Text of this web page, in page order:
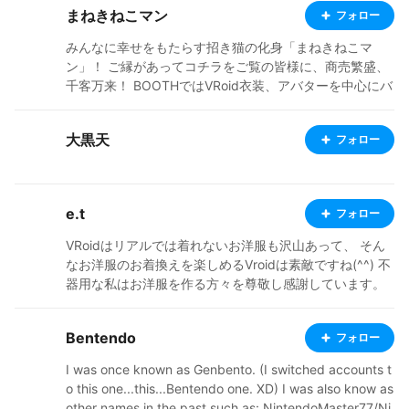
エーター様に尊敬と感謝を！ https://lit.link/jamesporter
bridges
まねきねこマン フォロー
みんなに幸せをもたらす招き猫の化身「まねきねこマ
ン」！ ご縁があってコチラをご覧の皆様に、商売繁盛、
千客万来！ BOOTHではVRoid衣装、アバターを中心にバ
利用やワールドへの配置のほか、創作物の素材、収益化
されたチャンネルの動画配信などにもご活用ください！
大黒天 フォロー
e.t フォロー
VRoidはリアルでは着れないお洋服も沢山あって、 そん
なお洋服のお着換えを楽しめるVroidは素敵ですね(^^) 不
器用な私はお洋服を作る方々を尊敬し感謝しています。
ewerでも使用させていただいてます。 重ねてクリエイタ
ーの皆様に感謝です(^^) 私はVRoid Mobaile産の子が大好
きですが、お洋服のお着換え時に VRoid Studioで追加さ
れた機能を使ったお洋服がそのまま着れないのが辛いと
ころです（＞＜） 基本的にMobileで作った子を公開して
Bentendo フォロー
I was once known as Genbento. (I switched accounts t
o this one...this...Bentendo one. XD) I was also know as